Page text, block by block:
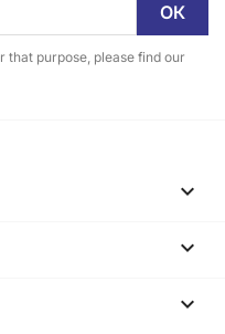
that purpose, please find our


